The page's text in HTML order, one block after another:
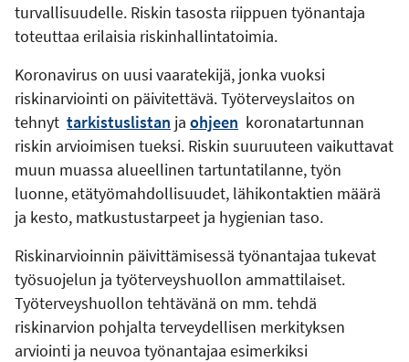
turvallisuudelle. Riskin tasosta riippuen työnantaja
toteuttaa erilaisia riskinhallintatoimia.
Koronavirus on uusi vaaratekijä, jonka vuoksi
riskinarviointi on päivitettävä. Työterveyslaitos on
tehnyt tarkistuslistan ja ohjeen koronatartunnan
riskin arvioimisen tueksi. Riskin suuruuteen vaikuttavat
muun muassa alueellinen tartuntatilanne, työn
luonne, etätyömahdollisuudet, lähikontaktien määrä
ja kesto, matkustustarpeet ja hygienian taso.
Riskinarvioinnin päivittämisessä työnantajaa tukevat
työsuojelun ja työterveyshuollon ammattilaiset.
Työterveyshuollon tehtävänä on mm. tehdä
riskinarvion pohjalta terveydellisen merkityksen
arviointi ja neuvoa työnantajaa esimerkiksi